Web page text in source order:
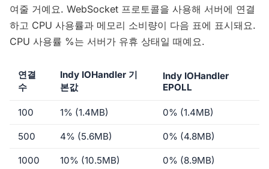
여줄 거예요. WebSocket 프로토콜을 사용해 서버에 연결
하고 CPU 사용률과 메모리 소비량이 다음 표에 표시돼요.
CPU 사용률 %는 서버가 유휴 상태일 때예요.
연결
수
Indy IOHandler 기
본값
Indy IOHandler
EPOLL
100 1% (1.4MB) 0% (1.4MB)
500 4% (5.6MB) 0% (4.8MB)
1000 10% (10.5MB) 0% (8.9MB)